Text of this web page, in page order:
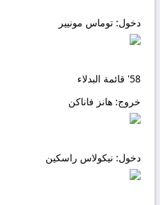
دخول: توماس مونيير
58' قائمة البدلاء
خروج: هانز فاناكن
دخول: نيكولاس راسكين